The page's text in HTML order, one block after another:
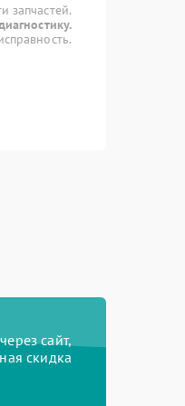
запчастей.
сайт,
скидка